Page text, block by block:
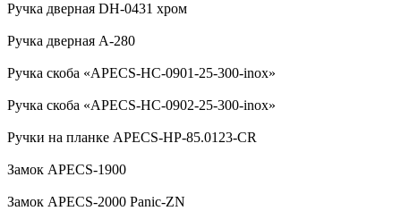
Ручка дверная DH-0431 хром
Ручка дверная А-280
Ручка скоба «APECS-HC-0901-25-300-inox»
Ручка скоба «APECS-HC-0902-25-300-inox»
Ручки на планке APECS-HP-85.0123-CR
Замок APECS-1900
Замок APECS-2000 Panic-ZN